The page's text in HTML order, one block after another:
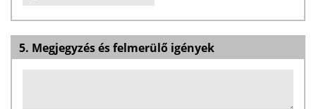
5. Megjegyzés és felmerülő igények